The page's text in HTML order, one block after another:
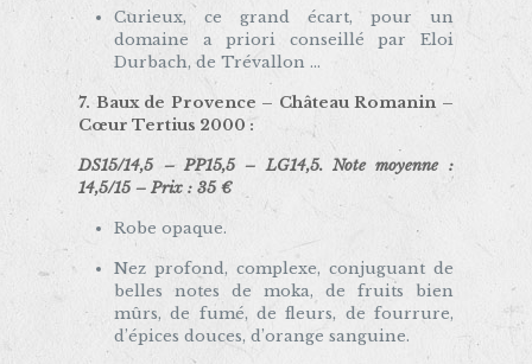
Curieux, ce grand écart, pour un
domaine a priori conseillé par Eloi
Durbach, de Trévallon …
7. Baux de Provence – Château Romanin –
Cœur Tertius 2000 :
DS15/14,5 – PP15,5 – LG14,5. Note moyenne :
14,5/15 – Prix : 35 €
Robe opaque.
Nez profond, complexe, conjuguant de
belles notes de moka, de fruits bien
mûrs, de fumé, de fleurs, de fourrure,
d’épices douces, d’orange sanguine.